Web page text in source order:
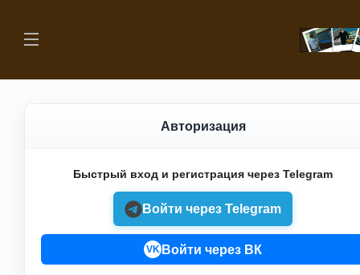
Авторизация
Быстрый вход и регистрация через Telegram
Войти через Telegram
VK Войти через ВК